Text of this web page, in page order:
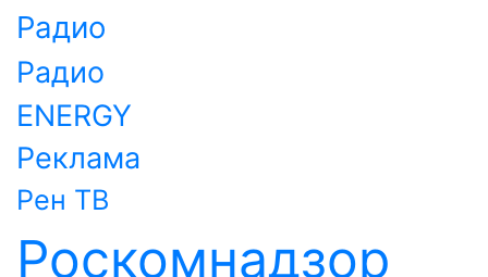
Радио
Радио
ENERGY
Реклама
Рен ТВ
Роскомнадзор